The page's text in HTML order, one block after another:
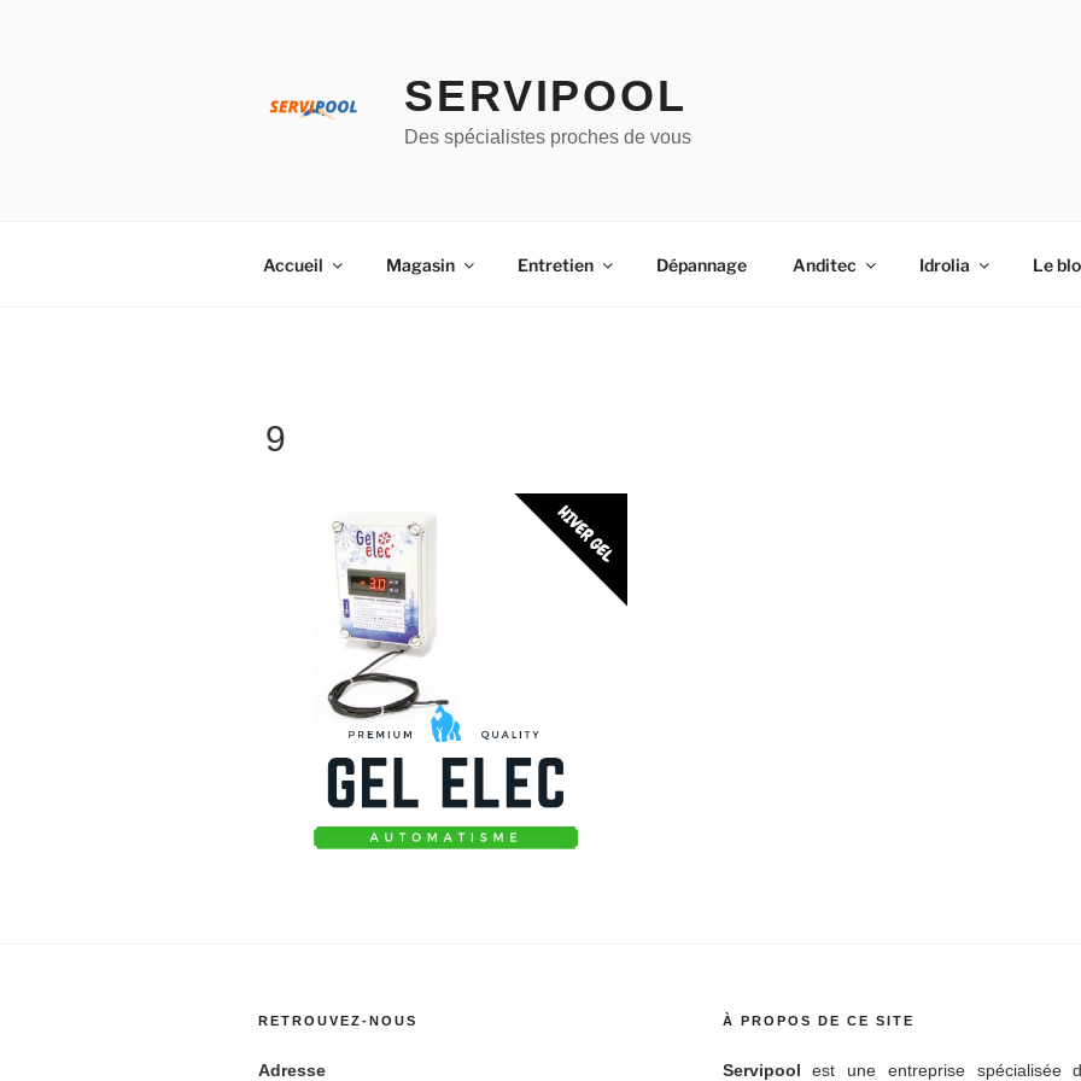
SERVIPOOL
Des spécialistes proches de vous
Accueil Magasin Entretien Dépannage Anditec Idrolia Le
9
RETROUVEZ-NOUS
Adresse
À PROPOS DE CE SITE
Servipool est une entreprise spécialisée